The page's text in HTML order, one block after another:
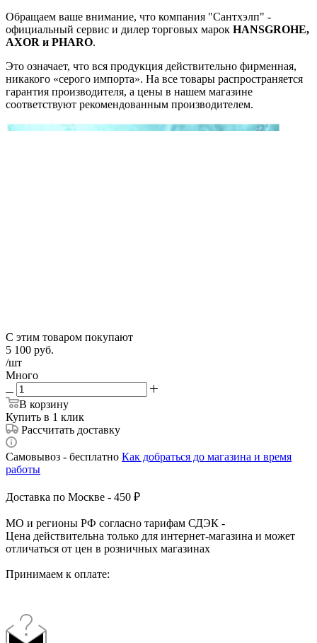
Обращаем ваше внимание, что компания "Сантхэлп" -
официальный сервис и дилер торговых марок HANSGROHE,
AXOR и PHARO.
Это означает, что вся продукция действительно фирменная,
никакого «серого импорта». На все товары распространяется
гарантия производителя, а цены в нашем магазине
соответствуют рекомендованным производителем.
С этим товаром покупают
5 100 руб.
/шт
Много
В корзину
Купить в 1 клик
Рассчитать доставку
Самовывоз - бесплатно Как добраться до магазина и время
работы
Доставка по Москве - 450 ₽
МО и регионы РФ согласно тарифам СДЭК -
Цена действительна только для интернет-магазина и может
отличаться от цен в розничных магазинах
Принимаем к оплате: